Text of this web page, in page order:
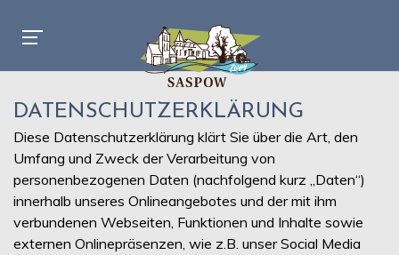
DATENSCHUTZERKLÄRUNG
Diese Datenschutzerklärung klärt Sie über die Art, den
Umfang und Zweck der Verarbeitung von
personenbezogenen Daten (nachfolgend kurz „Daten“)
innerhalb unseres Onlineangebotes und der mit ihm
verbundenen Webseiten, Funktionen und Inhalte sowie
externen Onlinepräsenzen, wie z.B. unser Social Media